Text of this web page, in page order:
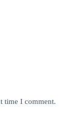
time I comment.